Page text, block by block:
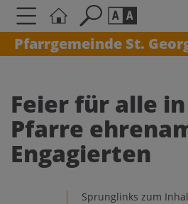
Pfarrgemeinde St.
Schriftgröße
AAA
Kontrasteinstellungen
Feier für alle
Pfarre
Engagierten
Sprunglinks zum